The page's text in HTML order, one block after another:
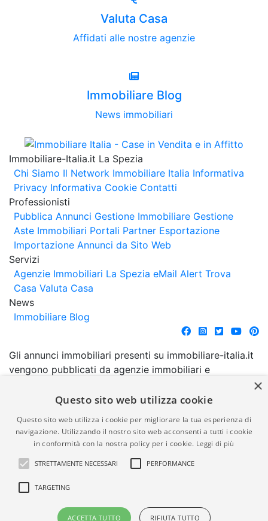
Valuta Casa
Affidati alle nostre agenzie
Immobiliare Blog
News immobiliari
Immobiliare-Italia.it La Spezia
Chi Siamo Il Network Immobiliare Italia Informativa
Privacy Informativa Cookie Contatti
Professionisti
Pubblica Annunci Gestione Immobiliare Gestione
Aste Immobiliari Portali Partner Esportazione
Importazione Annunci da Sito Web
Servizi
Agenzie Immobiliari La Spezia eMail Alert Trova
Casa Valuta Casa
News
Immobiliare Blog
Gli annunci immobiliari presenti su immobiliare-italia.it
vengono pubblicati da agenzie immobiliari e
comporta l'approvazione o l'avallo da parte di
garanzia da parte di quest'ultima. immobiliare-italia.it
quindi non è responsabile della veridicità, della
correttezza, della completezza, della normativa in
materia di privacy e/o di alcun altro aspetto dei
suddetti annunci.
© Copyright 2007 - 2026
Powered by
×
Questo sito web utilizza cookie
Questo sito web utilizza i cookie per migliorare la tua esperienza di
navigazione. Utilizzando il nostro sito web acconsenti a tutti i cookie
in conformità con la nostra policy per i cookie. Leggi di più
STRETTAMENTE NECESSARI PERFORMANCE
TARGETING
ACCETTA TUTTO RIFIUTA TUTTO